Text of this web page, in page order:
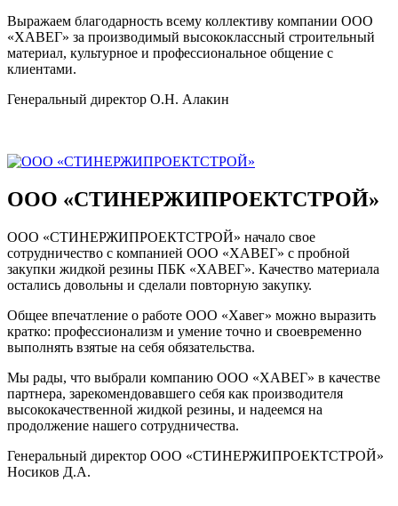
Выражаем благодарность всему коллективу компании ООО
«ХАВЕГ» за производимый высококлассный строительный
материал, культурное и профессиональное общение с
клиентами.
Генеральный директор О.Н. Алакин
ООО «СТИНЕРЖИПРОЕКТСТРОЙ»
ООО «СТИНЕРЖИПРОЕКТСТРОЙ» начало свое
сотрудничество с компанией ООО «ХАВЕГ» с пробной
закупки жидкой резины ПБК «ХАВЕГ». Качество материала
остались довольны и сделали повторную закупку.
Общее впечатление о работе ООО «Хавег» можно выразить
кратко: профессионализм и умение точно и своевременно
выполнять взятые на себя обязательства.
Мы рады, что выбрали компанию ООО «ХАВЕГ» в качестве
партнера, зарекомендовавшего себя как производителя
высококачественной жидкой резины, и надеемся на
продолжение нашего сотрудничества.
Генеральный директор ООО «СТИНЕРЖИПРОЕКТСТРОЙ»
Носиков Д.А.